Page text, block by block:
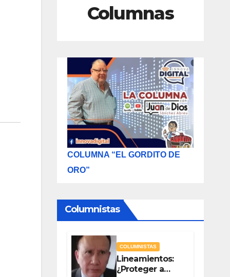
Columnas
COLUMNA “EL GORDITO DE
ORO”
Columnistas
COLUMNISTAS
Lineamientos:
¿Proteger a